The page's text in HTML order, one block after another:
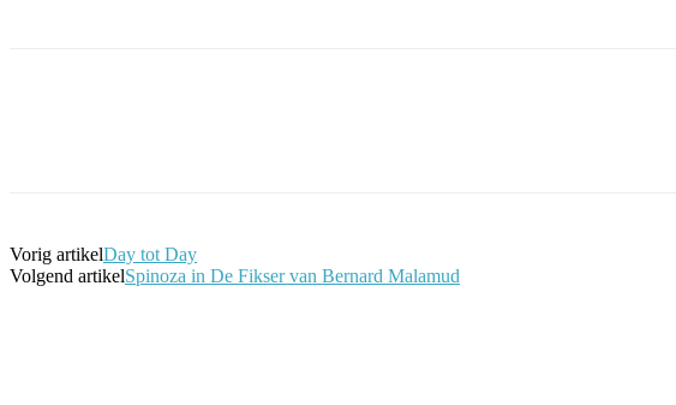
Vorig artikelDay tot Day
Volgend artikelSpinoza in De Fikser van Bernard Malamud